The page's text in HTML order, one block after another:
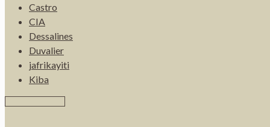
Castro
CIA
Dessalines
Duvalier
jafrikayiti
Kiba